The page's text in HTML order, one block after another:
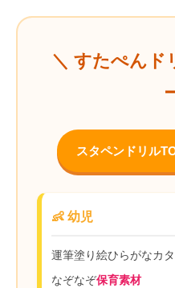
＼ すたぺんド
スタペンドリル
👶 幼児
運筆塗り絵ひらがなカ
なぞなぞ保育素材